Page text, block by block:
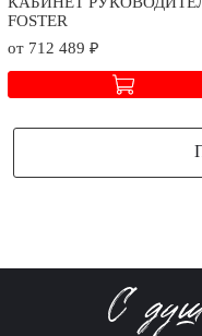
FOSTER
от 712 489 ₽